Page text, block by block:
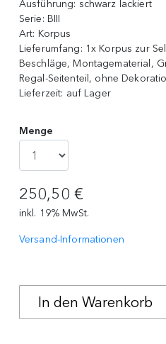
Ausführung: schwarz lackiert
Serie: BIII
Art: Korpus
Lieferumfang: 1x Korpus zur
Beschläge, Montagematerial,
Regal-Seitenteil, ohne
Lieferzeit: auf Lager
Menge
250,50 €
inkl. 19% MwSt.
Versand-Informationen